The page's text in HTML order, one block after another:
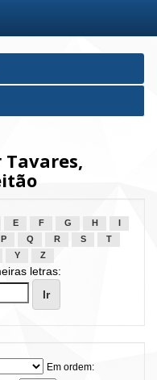
E F G H
P Q R S
T
Y Z
letras:
Em ordem: